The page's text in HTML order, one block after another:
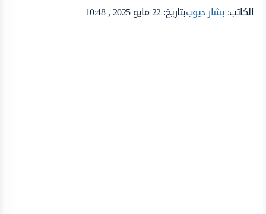
الكاتب:بشار ديوببتاريخ: 22 مايو 2025 , 10:48